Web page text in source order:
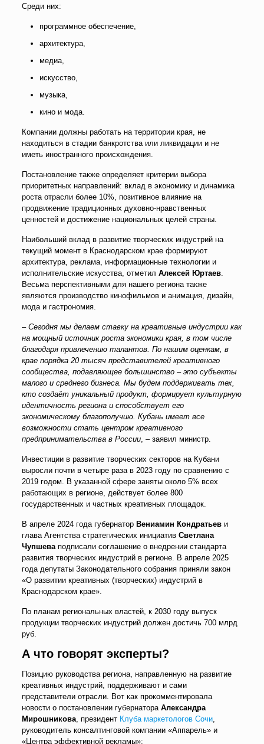
Среди них:
программное обеспечение,
архитектура,
медиа,
искусство,
музыка,
кино и мода.
Компании должны работать на территории края, не
находиться в стадии банкротства или ликвидации и не
иметь иностранного происхождения.
Постановление также определяет критерии выбора
приоритетных направлений: вклад в экономику и динамика
роста отрасли более 10%, позитивное влияние на
продвижение традиционных духовно-нравственных
ценностей и достижение национальных целей страны.
Наибольший вклад в развитие творческих индустрий на
текущий момент в Краснодарском крае формируют
архитектура, реклама, информационные технологии и
исполнительские искусства, отметил Алексей Юртаев.
Весьма перспективными для нашего региона также
являются производство кинофильмов и анимация, дизайн,
мода и гастрономия.
– Сегодня мы делаем ставку на креативные индустрии как
на мощный источник роста экономики края, в том числе
благодаря привлечению талантов. По нашим оценкам, в
крае порядка 20 тысяч представителей креативного
сообщества, подавляющее большинство – это субъекты
малого и среднего бизнеса. Мы будем поддерживать тех,
кто создаёт уникальный продукт, формирует культурную
идентичность региона и способствует его
экономическому благополучию. Кубань имеет все
возможности стать центром креативного
предпринимательства в России, – заявил министр.
Инвестиции в развитие творческих секторов на Кубани
выросли почти в четыре раза в 2023 году по сравнению с
2019 годом. В указанной сфере заняты около 5% всех
работающих в регионе, действует более 800
государственных и частных креативных площадок.
В апреле 2024 года губернатор Вениамин Кондратьеви
глава Агентства стратегических инициатив Светлана
Чупшеваподписали соглашение о внедрении стандарта
развития творческих индустрий в регионе. В апреле 2025
года депутаты Законодательного собрания приняли закон
«О развитии креативных (творческих) индустрий в
Краснодарском крае».
По планам региональных властей, к 2030 году выпуск
продукции творческих индустрий должен достичь 700 млрд
руб.
А что говорят эксперты?
Позицию руководства региона, направленную на развитие
креативных индустрий, поддерживают и сами
представители отрасли. Вот как прокомментировала
новости о постановлении губернатора Александра
Мирошникова, президент Клуба маркетологов Сочи,
руководитель консалтинговой компании «Аппарель» и
«Центра эффективной рекламы»: